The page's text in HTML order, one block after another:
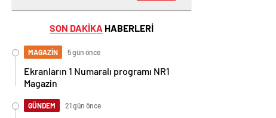
SON DAKİKA HABERLERİ
MAGAZİN 5 gün önce
Ekranların 1 Numaralı programı NR1
Magazin
GÜNDEM 21 gün önce